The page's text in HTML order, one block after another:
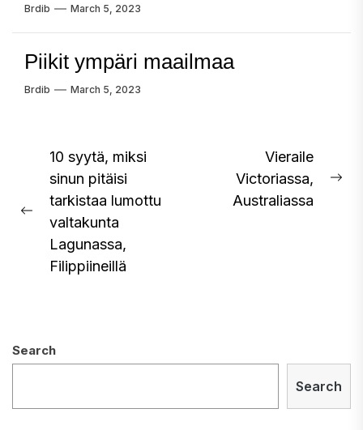
Brdib March 5, 2023
Piikit ympäri maailmaa
Brdib March 5, 2023
Post
navigation
Previous
post:
10 syytä, miksi
sinun pitäisi
tarkistaa lumottu
valtakunta
Lagunassa,
Filippiineillä
Vieraile
Victoriassa,
Australiassa
Search
Search